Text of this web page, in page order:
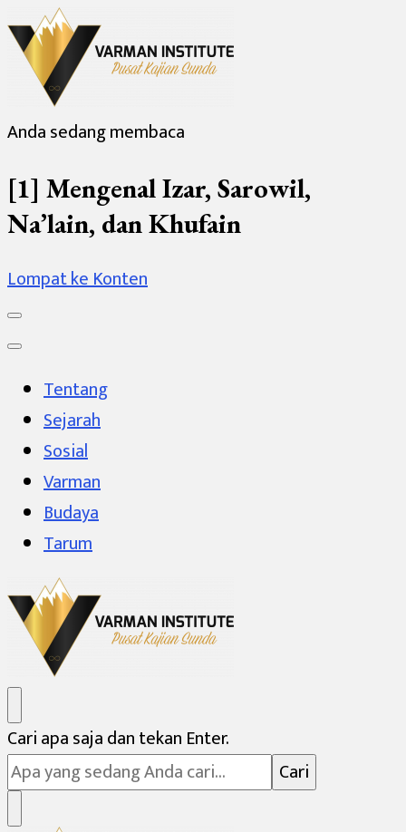
Varman Institute
Pusat Kajian Sunda
Anda sedang membaca
[1] Mengenal Izar, Sarowil,
Na’lain, dan Khufain
Lompat ke Konten
Tentang
Sejarah
Sosial
Varman
Budaya
Tarum
Varman Institute
Pusat Kajian Sunda
Mencari
Sesuatu?
Cari apa saja dan tekan Enter.